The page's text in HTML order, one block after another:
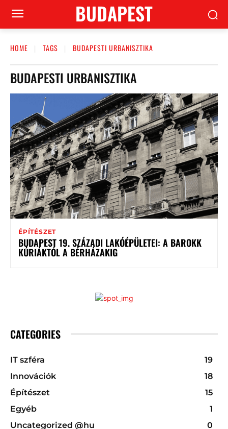
BUDAPEST
HOME TAGS BUDAPESTI URBANISZTIKA
BUDAPESTI URBANISZTIKA
ÉPÍTÉSZET
BUDAPEST 19. SZÁZADI LAKÓÉPÜLETEI: A BAROKK
KÚRIÁKTÓL A BÉRHÁZAKIG
CATEGORIES
IT szféra
19
Innovációk
18
Építészet
15
Egyéb
1
Uncategorized @hu
0